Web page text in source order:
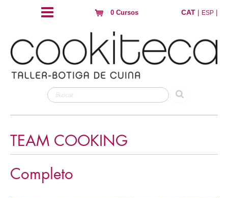
0 Cursos CAT | ESP |
TEAM COOKING
Completo